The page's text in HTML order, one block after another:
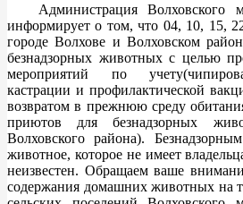
Администрация Волховского
информирует о том, что 04, 10, 15,
городе Волхове и Волховском
безнадзорных животных с целью
мероприятий по
кастрации и профилактической
возвратом в прежнюю среду
приютов для безнадзорных
Волховского района).
животное, которое не имеет
неизвестен. Обращаем ваше
содержания домашних животных на